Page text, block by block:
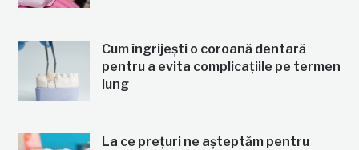
Cum îngrijești o coroană dentară
pentru a evita complicațiile pe termen
lung
La ce prețuri ne așteptăm pentru